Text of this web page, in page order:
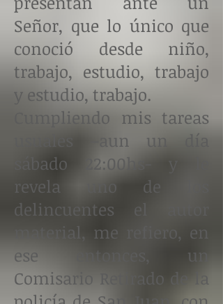
Señor, que lo único que
conoció desde niño,
trabajo, estudio, trabajo
y estudio, trabajo.
Cumpliendo mis tareas
usuales –aun un día
sábado 22:00hs- y le
revela uno de los
delincuentes el autor
material, me refiero, en
ese entonces, un
Comisario Retirado de la